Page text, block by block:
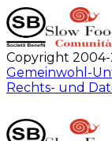
Copyright 2004-
Gemeinwohl-
Rechts- und